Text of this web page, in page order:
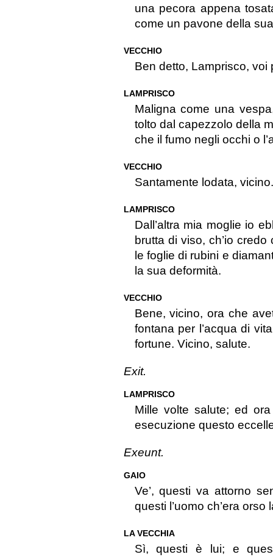
una pecora appena
come un pavone della
VECCHIO
Ben detto, Lamprisco, voi
LAMPRISCO
Maligna come una
tolto dal capezzolo della
che il fumo negli occhi o
VECCHIO
Santamente lodata,
LAMPRISCO
Dall’altra mia moglie io
brutta di viso, ch’io credo
le foglie di rubini e
la sua deformità.
VECCHIO
Bene, vicino, ora che
fontana per l’acqua di
fortune. Vicino, salute.
Exit.
LAMPRISCO
Mille volte salute; ed
esecuzione questo
Exeunt.
GAIO
Ve’, questi va attorno
questi l’uomo ch’era
LA VECCHIA
Sì, questi è lui; e